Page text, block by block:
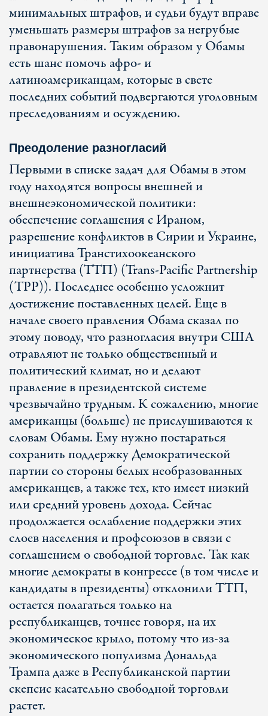
минимальных штрафов, и судьи будут вправе
уменьшать размеры штрафов за негрубые
правонарушения. Таким образом у Обамы
есть шанс помочь афро- и
латиноамериканцам, которые в свете
последних событий подвергаются уголовным
преследованиям и осуждению.
Преодоление разногласий
Первыми в списке задач для Обамы в этом
году находятся вопросы внешней и
внешнеэкономической политики:
обеспечение соглашения с Ираном,
разрешение конфликтов в Сирии и Украине,
инициатива Транстихоокеанского
партнерства (ТТП) (Trans-Pacific Partnership
(TPP)). Последнее особенно усложнит
достижение поставленных целей. Еще в
начале своего правления Обама сказал по
этому поводу, что разногласия внутри США
отравляют не только общественный и
политический климат, но и делают
правление в президентской системе
чрезвычайно трудным. К сожалению, многие
американцы (больше) не прислушиваются к
словам Обамы. Ему нужно постараться
сохранить поддержку Демократической
партии со стороны белых необразованных
американцев, а также тех, кто имеет низкий
или средний уровень дохода. Сейчас
продолжается ослабление поддержки этих
слоев населения и профсоюзов в связи с
соглашением о свободной торговле. Так как
многие демократы в конгрессе (в том числе и
кандидаты в президенты) отклонили ТТП,
остается полагаться только на
республиканцев, точнее говоря, на их
экономическое крыло, потому что из-за
экономического популизма Дональда
Трампа даже в Республиканской партии
скепсис касательно свободной торговли
растет.